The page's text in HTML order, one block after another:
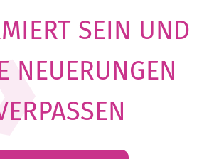
SEIN UND
NEUERUNGEN